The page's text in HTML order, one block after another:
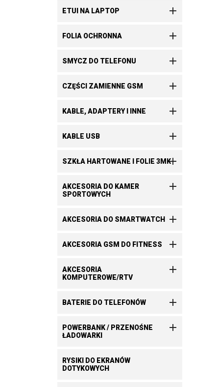
ETUI NA LAPTOP 
FOLIA OCHRONNA 
SMYCZ DO TELEFONU 
CZĘŚCI ZAMIENNE GSM 
KABLE, ADAPTERY I INNE 
KABLE USB 
SZKŁA HARTOWANE I FOLIE 3MK
AKCESORIA DO KAMER
SPORTOWYCH

AKCESORIA DO SMARTWATCH 
AKCESORIA GSM DO FITNESS 
AKCESORIA
KOMPUTEROWE/RTV

BATERIE DO TELEFONÓW 
POWERBANK / PRZENOŚNE
ŁADOWARKI

RYSIKI DO EKRANÓW
DOTYKOWYCH